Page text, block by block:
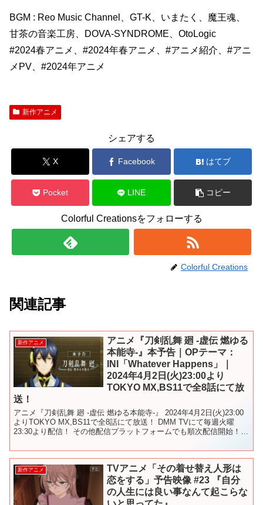
BGM : Reo Music Channel、GT-K、いまたく、魔王魂、
甘茶の音楽工房、DOVA-SYNDROME、OtoLogic
#2024春アニメ、#2024年春アニメ、#アニメ紹介、#アニ
メPV、#2024年アニメ
新作アニメ
シェアする
X Facebook はてブ
Pocket LINE コピー
Colorful Creationsをフォローする
Colorful Creations
関連記事
新作アニメ
アニメ『刀剣乱舞 廻 -虚伝 燃ゆる
本能寺-』本予告｜OPテーマ：
INI「Whatever Happens」｜
2024年4月2日(火)23:00より
TOKYO MX,BS11で全8話にて放
送！
アニメ『刀剣乱舞 廻 -虚伝 燃ゆる本能寺-』 2024年4月2日(火)23:00
よりTOKYO MX,BS11で全8話にて放送！ DMM TVにて毎週火曜
23:30より配信！ その他配信プラットフォームでも順次配信開始！
新作アニメ
TVアニメ「その着せ替え人形は
恋をする」予告映像 #23 『自分
の人生には良い事なんて起こらな